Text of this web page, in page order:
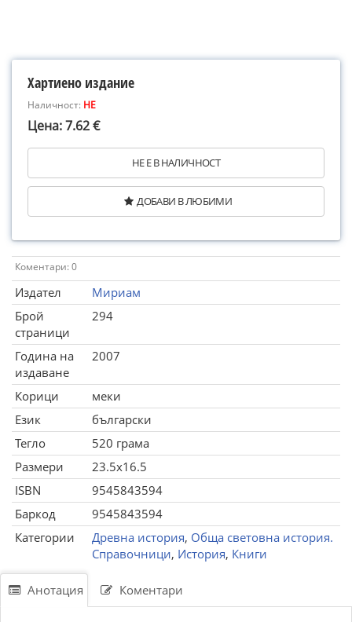
Хартиено издание
Наличност: НЕ
Цена: 7.62 €
НЕ Е В НАЛИЧНОСТ
ДОБАВИ В ЛЮБИМИ
Коментари: 0
Издател
Мириам
Брой
страници
294
Година на
издаване
2007
Корици
меки
Език
български
Тегло
520 грама
Размери
23.5x16.5
ISBN
9545843594
Баркод
9545843594
Категории
Древна история, Обща световна история.
Справочници, История, Книги
Анотация Коментари